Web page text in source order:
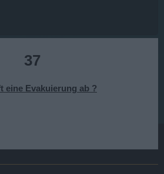
37
eine Evakuierung ab ?